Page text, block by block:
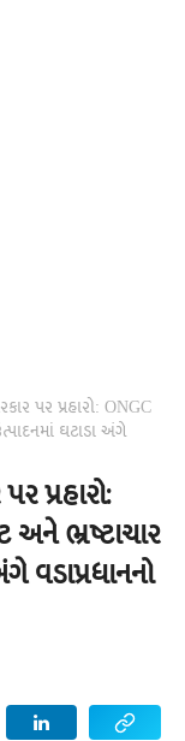
પર પ્રહારો: ONGC
ઘટાડા અંગે
પ્રહારો:
ભ્રષ્ટાચાર